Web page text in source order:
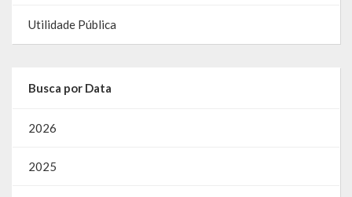
Utilidade Pública
Busca por Data
2026
2025